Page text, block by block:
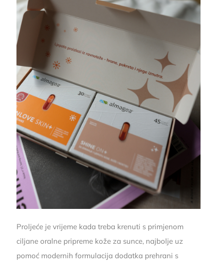
Proljeće je vrijeme kada treba krenuti s primjenom
ciljane oralne pripreme kože za sunce, najbolje uz
pomoć modernih formulacija dodatka prehrani s